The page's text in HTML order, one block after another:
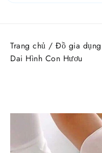
Trang chủ / Đồ gia dụng
Dai Hình Con Hươu